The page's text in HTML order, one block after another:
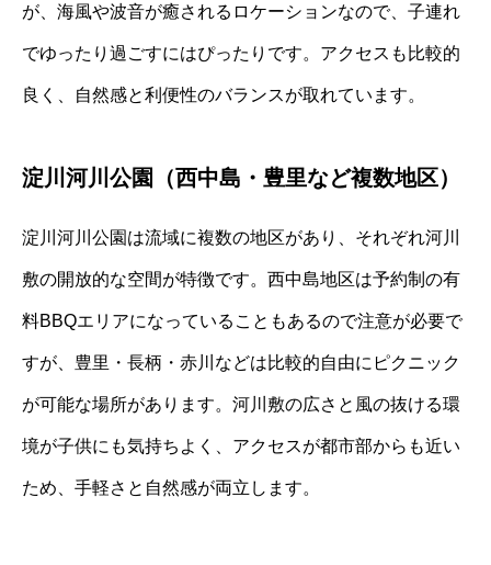
が、海風や波音が癒されるロケーションなので、子連れ
でゆったり過ごすにはぴったりです。アクセスも比較的
良く、自然感と利便性のバランスが取れています。
淀川河川公園（西中島・豊里など複数地区）
淀川河川公園は流域に複数の地区があり、それぞれ河川
敷の開放的な空間が特徴です。西中島地区は予約制の有
料BBQエリアになっていることもあるので注意が必要で
すが、豊里・長柄・赤川などは比較的自由にピクニック
が可能な場所があります。河川敷の広さと風の抜ける環
境が子供にも気持ちよく、アクセスが都市部からも近い
ため、手軽さと自然感が両立します。